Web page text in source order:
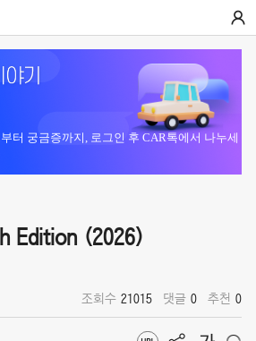
터 궁금증까지, 로그인 후 CAR톡에서 나누세
Edition (2026)
조회수 21015 댓글 0 추천 0